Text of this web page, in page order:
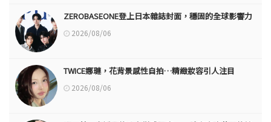
ZEROBASEONE登上日本雜誌封面，穩固的全球影響力
2026/08/06
TWICE娜璉，花背景感性自拍…精緻妝容引人注目
2026/08/06